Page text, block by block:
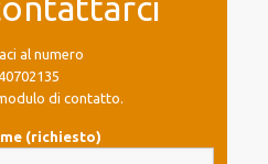
al numero
di contatto.
(richiesto)